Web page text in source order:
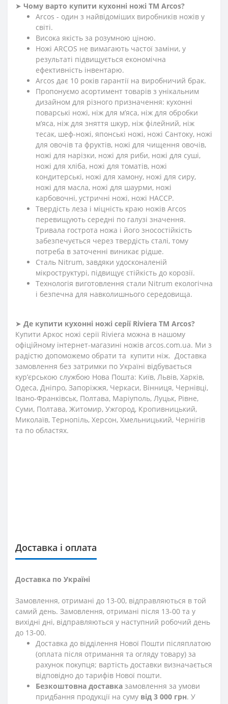
➤ Чому варто купити кухонні ножі ТМ Arcos?
Arcos - один з найвідоміших виробників ножів у
світі.
Висока якість за розумною ціною.
Ножі ARCOS не вимагають частої заміни, у
результаті підвищується економічна
ефективність інвентарю.
Arcos дає 10 років гарантії на виробничий брак.
Пропонуємо асортимент товарів з унікальним
дизайном для різного призначення: кухонні
поварські ножі, ніж для м’яса, ніж для обробки
м’яса, ніж для зняття шкур, ніж філейний, ніж
тесак, шеф-ножі, японські ножі, ножі Сантоку, ножі
для овочів та фруктів, ножі для чищення овочів,
ножі для нарізки, ножі для риби, ножі для суші,
ножі для хліба, ножі для томатів, ножі
кондитерські, ножі для хамону, ножі для сиру,
ножі для масла, ножі для шаурми, ножі
карбовочні, устричні ножі, ножі HACCP.
Твердість леза і міцність краю ножів Arcos
перевищують середні по галузі значення.
Тривала гострота ножа і його зносостійкість
забезпечується через твердість сталі, тому
потреба в заточенні виникає рідше.
Сталь Nitrum, завдяки удосконаленій
мікроструктурі, підвищує стійкість до корозії.
Технологія виготовлення стали Nitrum екологічна
і безпечна для навколишнього середовища.
➤ Де купити кухонні ножі серії Riviera ТМ Arcos?
Купити Аркос ножі серії Riviera можна в нашому
офіційному інтернет-магазині ножів arcos.com.ua. Ми з
радістю допоможемо обрати та купити ніж. Доставка
замовлення без затримки по Україні відбувається
кур’єрською службою Нова Пошта: Київ, Львів, Харків,
Одеса, Дніпро, Запоріжжя, Черкаси, Вінниця, Чернівці,
Івано-Франківськ, Полтава, Маріуполь, Луцьк, Рівне,
Суми, Полтава, Житомир, Ужгород, Кропивницький,
Миколаїв, Тернопіль, Херсон, Хмельницький, Чернігів
та по областях.
Доставка і оплата
Доставка по Україні
Замовлення, отримані до 13-00, відправляються в той
самий день. Замовлення, отримані після 13-00 та у
вихідні дні, відправляються у наступний робочий день
до 13-00.
Доставка до відділення Нової Пошти післяплатою
(оплата після отримання та огляду товару) за
рахунок покупця; вартість доставки визначається
відповідно до тарифів Нової пошти.
Безкоштовна доставка замовлення за умови
придбання продукції на суму від 3 000 грн. У